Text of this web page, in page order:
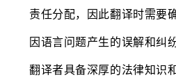
责任分配，因此翻译时需要
因语言问题产生的误解和纠
翻译者具备深厚的法律知识